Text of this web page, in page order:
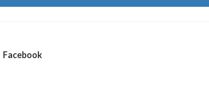
Facebook